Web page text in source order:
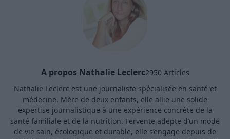
A propos Nathalie Leclerc2950 Articles
Nathalie Leclerc est une journaliste spécialisée en santé et
médecine. Mère de deux enfants, elle allie une solide
expertise journalistique à une expérience concrète de la
santé familiale et de la nutrition. Fervente adepte d’un mode
de vie sain, écologique et durable, elle s’engage depuis de